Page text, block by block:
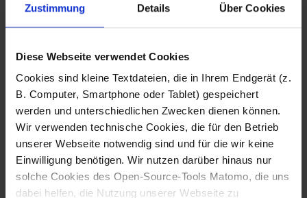
Zustimmung Details Über Cookies
Diese Webseite verwendet Cookies
Cookies sind kleine Textdateien, die in Ihrem Endgerät (z.
B. Computer, Smartphone oder Tablet) gespeichert
werden und unterschiedlichen Zwecken dienen können.
Wir verwenden technische Cookies, die für den Betrieb
unserer Webseite notwendig sind und für die wir keine
Einwilligung benötigen. Wir nutzen darüber hinaus nur
solche Cookies des Open-Source-Tools Matomo, die uns
dabei helfen, die Nutzung unserer Webseite zu
Fotografo: Lorenz
Sternbach
Download
Fotografo: Lorenz
Sternbach
Download